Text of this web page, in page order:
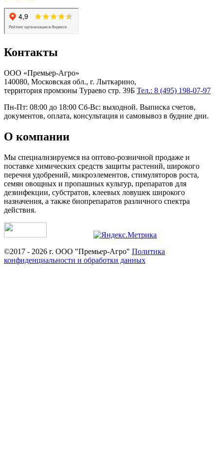
Контакты
ООО «Премьер-Агро»
140080, Московская обл., г. Лыткарино,
территория промзоны Тураево стр. 39Б Тел.: 8 (495) 198-07-97
Пн-Пт: 08:00 до 18:00 Сб-Вс: выходной. Выписка счетов,
документов, оплата, консультация и самовывоз в будние дни.
О компании
Мы специализируемся на оптово-розничной продаже и
поставке химических средств защиты растений, широкого
перечня удобрений, микроэлементов, стимуляторов роста,
семян овощных и пропашных культур, препаратов для
дезинфекции, субстратов, клеевых ловушек широкого
назначения, а также биопрепаратов различного спектра
действия.
©2017 - 2026 г. ООО "Премьер-Агро" Политика
конфиденциальности и обработки данных